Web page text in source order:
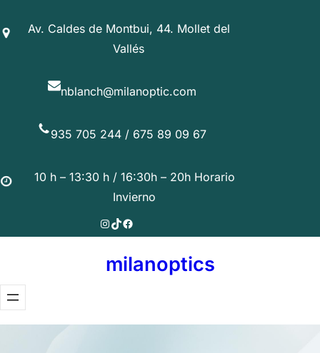
al
Av. Caldes de Montbui, 44. Mollet del
Vallés
nblanch@milanoptic.com
935 705 244 / 675 89 09 67
10 h – 13:30 h / 16:30h – 20h Horario
Invierno
Instagram
TikTok
Facebook
milanoptics